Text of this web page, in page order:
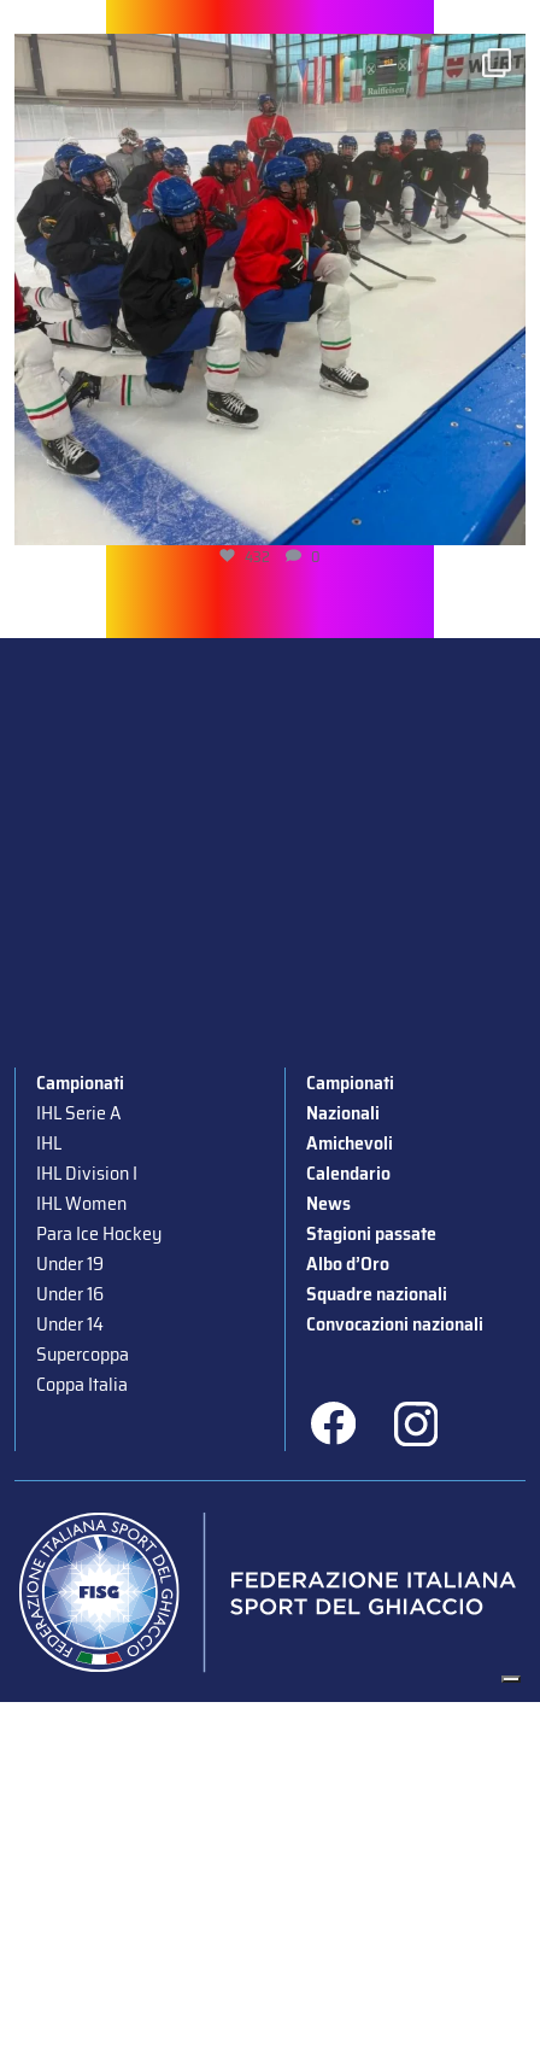
432 0
Campionati
IHL Serie A
IHL
IHL Division I
IHL Women
Para Ice Hockey
Under 19
Under 16
Under 14
Supercoppa
Coppa Italia
Campionati
Nazionali
Amichevoli
Calendario
News
Stagioni passate
Albo d’Oro
Squadre nazionali
Convocazioni nazionali